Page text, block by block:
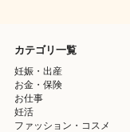
カテゴリ一覧
妊娠・出産
お金・保険
お仕事
妊活
ファッション・コスメ